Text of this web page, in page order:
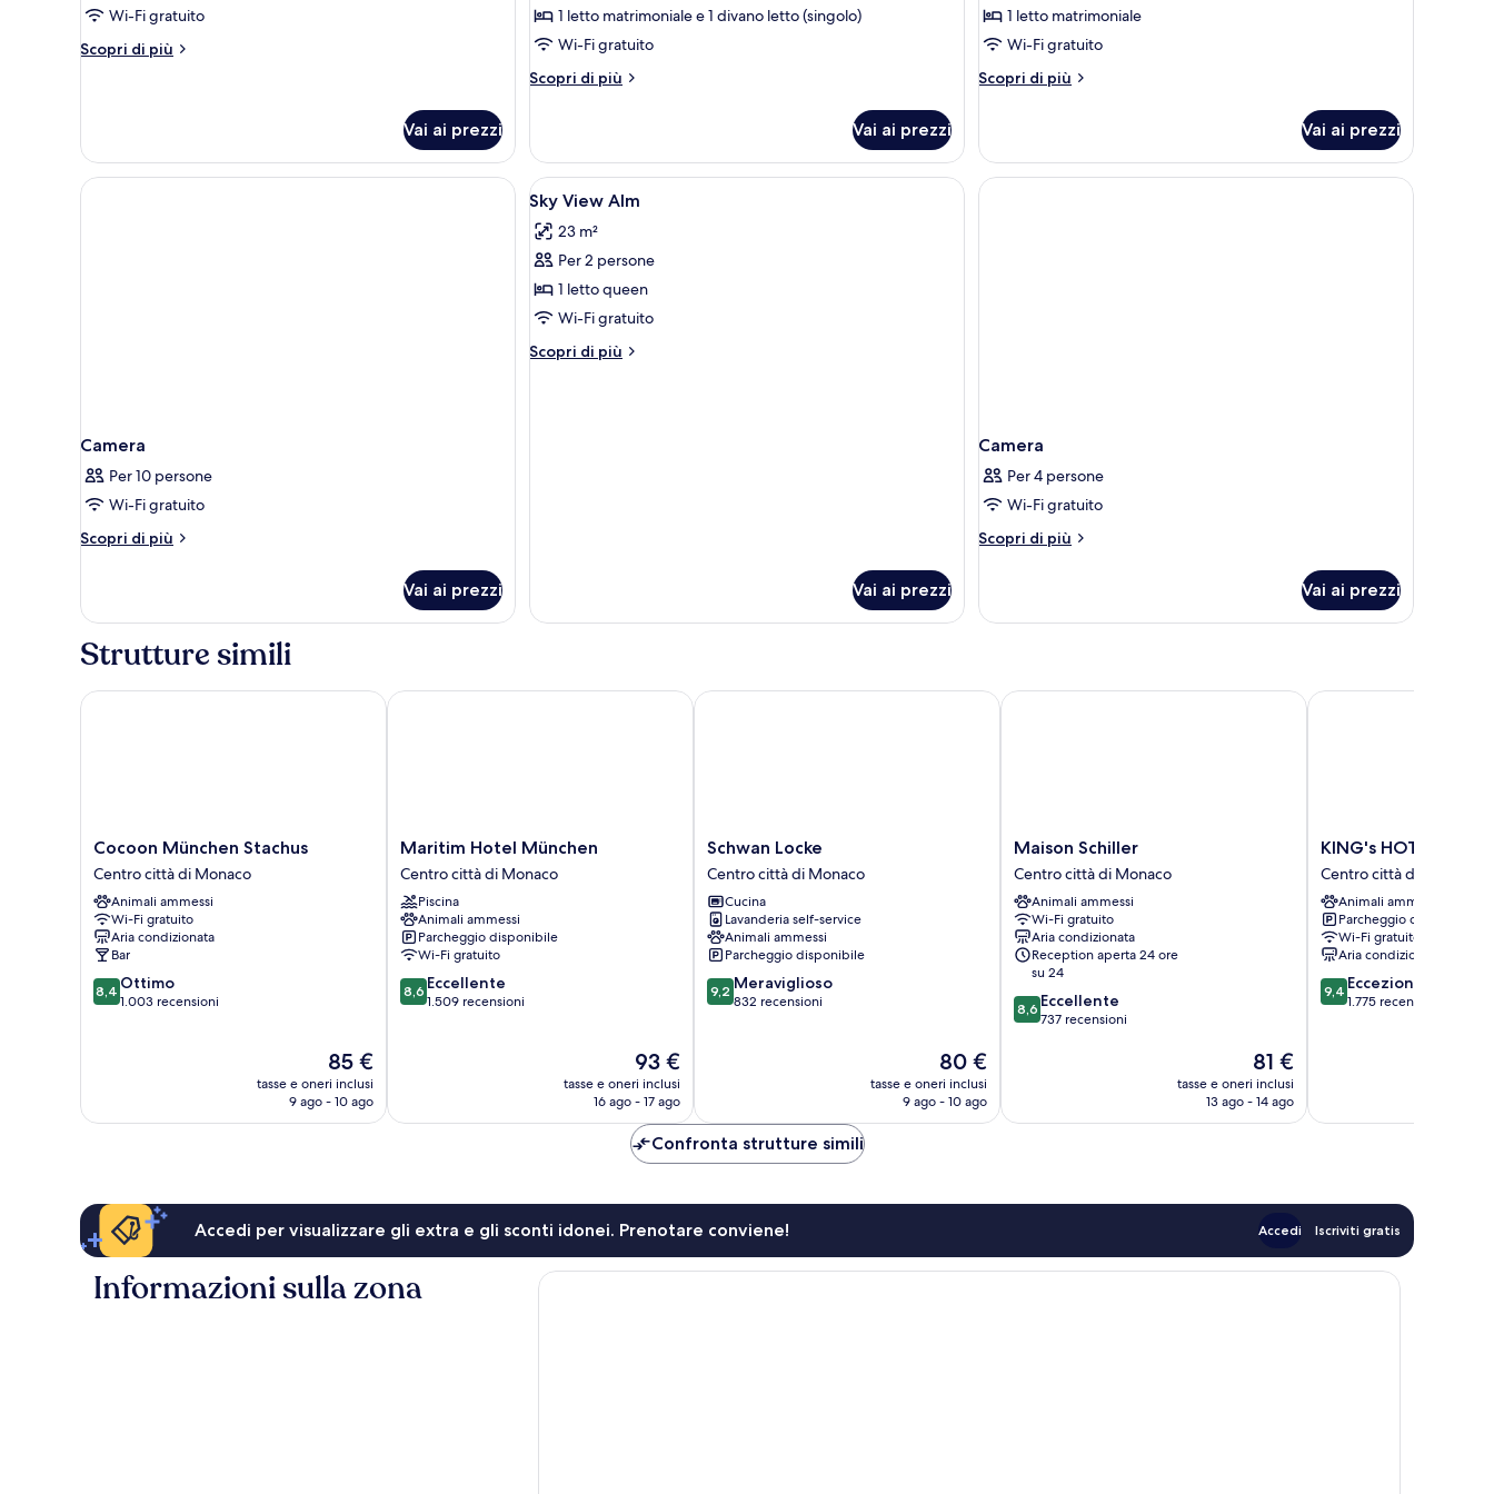
uso
singolo
Wi-Fi gratuito
Scopri di più
Altri
uso
singolo
(Cosy
Vai ai prezzi
(Chillout
Alm)
1 letto matrimoniale e 1 divano letto (singolo)
Wi-Fi gratuito
Scopri di più
Altri
tripla
(Chillout
Alm)
Vai ai prezzi
(Chillout
Alm)
1 letto matrimoniale
Wi-Fi gratuito
Scopri di più
Altri
doppia
(Chillout
Alm)
Vai ai prezzi
Camera
Per 10 persone
Wi-Fi gratuito
Scopri di più
Altri
Vai ai prezzi
Apri
tutte
le
foto
per
Sky
View
Alm
Una cassaforte in camera, una scrivania, tende oscuranti
8
Sky View Alm
23 m²
Per 2 persone
1 letto queen
Wi-Fi gratuito
Scopri di più
Altri
Vai ai prezzi
Camera
Per 4 persone
Wi-Fi gratuito
Scopri di più
Altri
Vai ai prezzi
Strutture simili
Cocoon
München
Stachus
Centro
città
di
Monaco
Cocoon München Stachus
Centro città di Monaco
Animali ammessi
Wi-Fi gratuito
Aria condizionata
Bar
8.4
su
8,4 Ottimo
1.003 recensioni
Il
prezzo
attuale
85 €
tasse e oneri inclusi
9 ago - 10 ago
Cocoon München Stachus
Maritim
Hotel
München
Centro
città
di
Monaco
Maritim Hotel München
Centro città di Monaco
Piscina
Animali ammessi
Parcheggio disponibile
Wi-Fi gratuito
8.6
su
8,6 Eccellente
1.509 recensioni
Il
prezzo
attuale
93 €
93 €
tasse e oneri inclusi
16 ago - 17 ago
Maritim Hotel München
Schwan
Locke
Centro
città
di
Monaco
Schwan Locke
Centro città di Monaco
Cucina
Lavanderia self-service
Animali ammessi
Parcheggio disponibile
9.2
su
9,2 Meraviglioso
832 recensioni
Il
prezzo
attuale
80 €
tasse e oneri inclusi
9 ago - 10 ago
Schwan Locke
Maison
Schiller
Centro
città
di
Monaco
Maison Schiller
Centro città di Monaco
Animali ammessi
Wi-Fi gratuito
Aria condizionata
Reception aperta 24 ore
su 24
8.6
su
8,6 Eccellente
737 recensioni
Il
prezzo
attuale
81 €
tasse e oneri inclusi
13 ago - 14 ago
Maison Schiller
KING's
HOTEL
Center
Superior
Centro
città
di
Monaco
KING's HOTEL
Centro città di Monaco
Animali ammessi
Parcheggio disponibile
Wi-Fi gratuito
Aria condizionata
9.4
su
9,4 Eccezionale
1.775 recensioni
KING's HOTEL Center
Confronta strutture simili
Accedi per visualizzare gli extra e gli sconti idonei. Prenotare conviene! Accedi Iscriviti gratis
Informazioni sulla zona